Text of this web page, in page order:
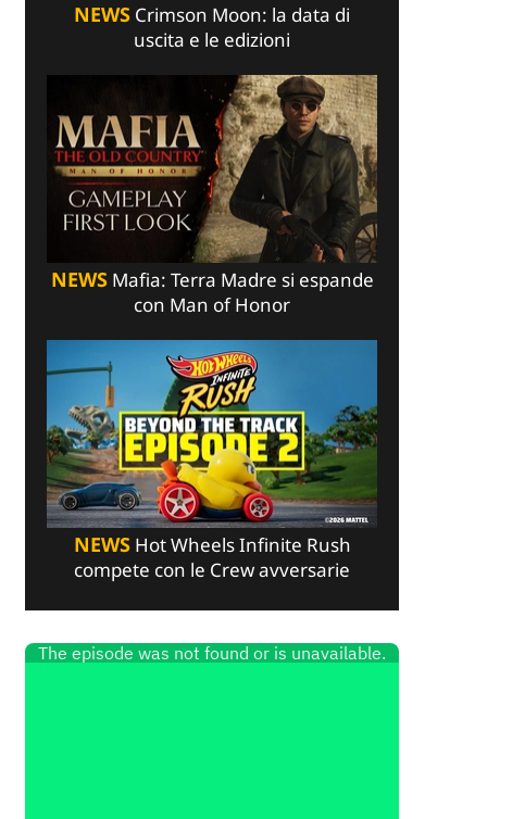
NEWS Crimson Moon: la data di
uscita e le edizioni
NEWSMafia: Terra Madre si espande
con Man of Honor
NEWSHot Wheels Infinite Rush
compete con le Crew avversarie